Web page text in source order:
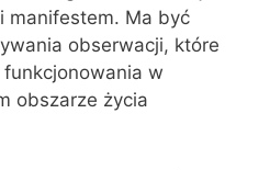
manifestem. Ma być
obserwacji, które
w
obszarze życia